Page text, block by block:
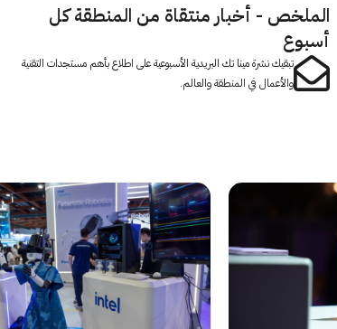
الملخص - أخبار منتقاة من المنطقة كل
أسبوع
تبقيك نشرة مينا تك البريدية الأسبوعية على اطلاع بأهم مستجدات التقنية
والأعمال في المنطقة والعالم.